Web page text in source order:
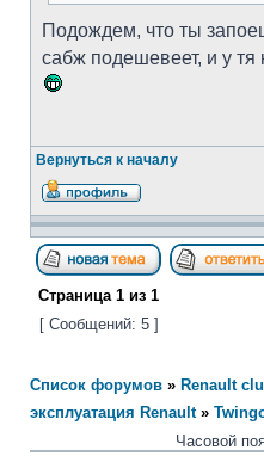
Подождем, что ты
сабж подешевеет, и у тя
Вернуться к началу
Страница 1 из 1
[ Сообщений: 5 ]
Список форумов » Renault
эксплуатация Renault»
Часовой